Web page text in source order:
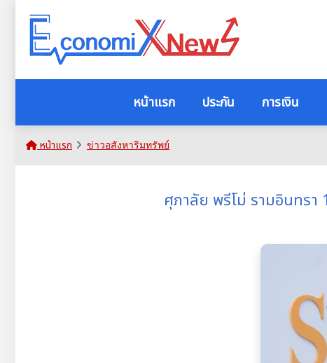
หน้าแรก ประกัน การเงิน
หน้าแรก ข่าวอสังหาริมทรัพย์
ศุภาลัย พรีโม่ รามอินทรา